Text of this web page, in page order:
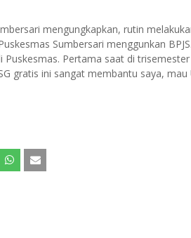
mengungkapkan, rutin
Sumbersari menggunkan
Puskesmas. Pertama saat di
gratis ini sangat membantu saya, mau